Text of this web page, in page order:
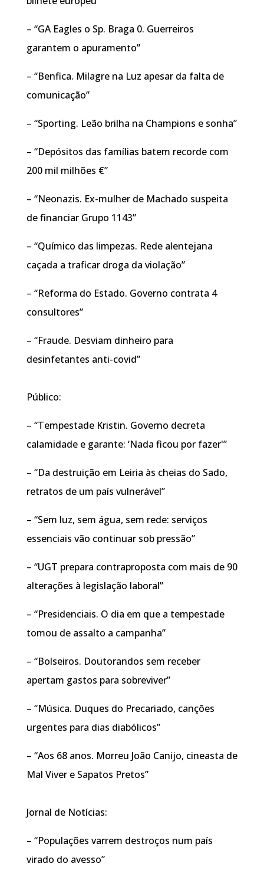
– “GA Eagles o Sp. Braga 0. Guerreiros
garantem o apuramento”
– “Benfica. Milagre na Luz apesar da falta de
comunicação”
– “Sporting. Leão brilha na Champions e sonha”
– “Depósitos das famílias batem recorde com
200 mil milhões €”
– “Neonazis. Ex-mulher de Machado suspeita
de financiar Grupo 1143”
– “Químico das limpezas. Rede alentejana
caçada a traficar droga da violação”
– “Reforma do Estado. Governo contrata 4
consultores”
– “Fraude. Desviam dinheiro para
desinfetantes anti-covid”
Público:
– “Tempestade Kristin. Governo decreta
calamidade e garante: ‘Nada ficou por fazer'”
– “Da destruição em Leiria às cheias do Sado,
retratos de um país vulnerável”
– “Sem luz, sem água, sem rede: serviços
essenciais vão continuar sob pressão”
– “UGT prepara contraproposta com mais de 90
alterações à legislação laboral”
– “Presidenciais. O dia em que a tempestade
tomou de assalto a campanha”
– “Bolseiros. Doutorandos sem receber
apertam gastos para sobreviver”
– “Música. Duques do Precariado, canções
urgentes para dias diabólicos”
– “Aos 68 anos. Morreu João Canijo, cineasta de
Mal Viver e Sapatos Pretos”
Jornal de Notícias:
– “Populações varrem destroços num país
virado do avesso”